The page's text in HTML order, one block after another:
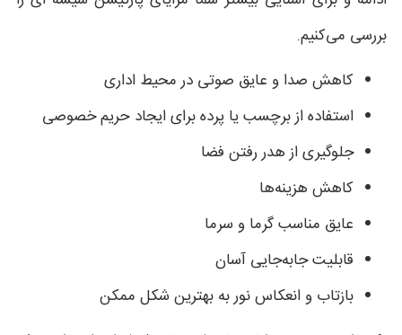
بررسی می‌کنیم.
کاهش صدا و عایق صوتی در محیط اداری
استفاده از برچسب یا پرده برای ایجاد حریم خصوصی
جلوگیری از هدر رفتن فضا
کاهش هزینه‌ها
عایق مناسب گرما و سرما
قابلیت جابه‌جایی آسان
بازتاب و انعکاس نور به بهترین شکل ممکن